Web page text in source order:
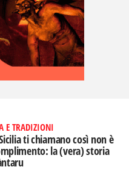
E TRADIZIONI
ti chiamano così non è
la (vera) storia